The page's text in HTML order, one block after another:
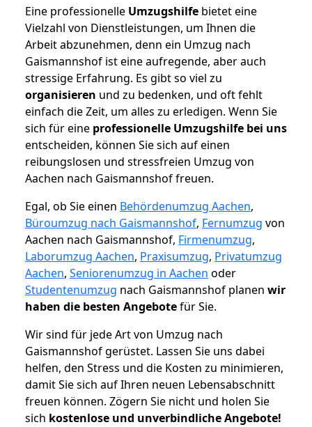
Eine professionelle Umzugshilfe bietet eine
Vielzahl von Dienstleistungen, um Ihnen die
Arbeit abzunehmen, denn ein Umzug nach
Gaismannshof ist eine aufregende, aber auch
stressige Erfahrung. Es gibt so viel zu
organisieren und zu bedenken, und oft fehlt
einfach die Zeit, um alles zu erledigen. Wenn Sie
sich für eine professionelle Umzugshilfe bei uns
entscheiden, können Sie sich auf einen
reibungslosen und stressfreien Umzug von
Aachen nach Gaismannshof freuen.
Egal, ob Sie einen Behördenumzug Aachen,
Büroumzug nach Gaismannshof, Fernumzug von
Aachen nach Gaismannshof, Firmenumzug,
Laborumzug Aachen, Praxisumzug, Privatumzug
Aachen, Seniorenumzug in Aachen oder
Studentenumzug nach Gaismannshof planen wir
haben die besten Angebotefür Sie.
Wir sind für jede Art von Umzug nach
Gaismannshof gerüstet. Lassen Sie uns dabei
helfen, den Stress und die Kosten zu minimieren,
damit Sie sich auf Ihren neuen Lebensabschnitt
freuen können. Zögern Sie nicht und holen Sie
sich kostenlose und unverbindliche Angebote!